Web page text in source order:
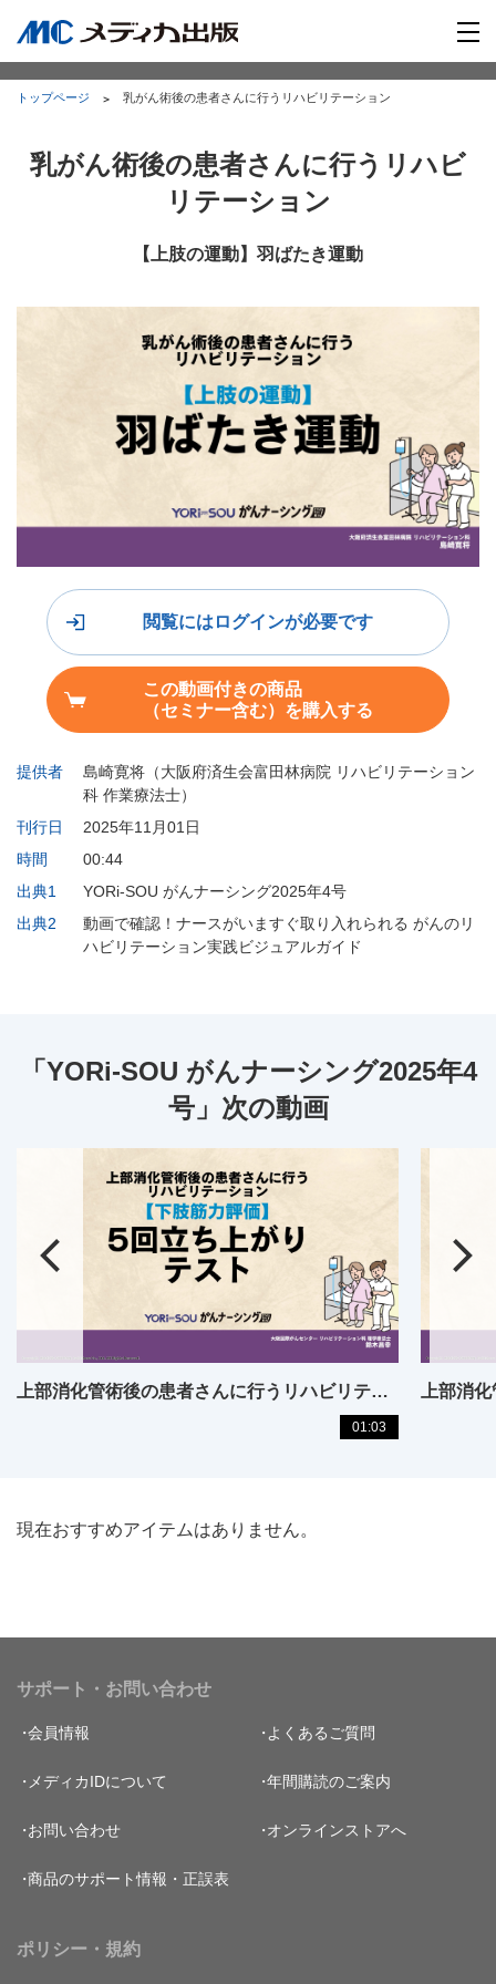
トップページ 乳がん術後の患者さんに行うリハビリテーション
乳がん術後の患者さんに行うリハビ
リテーション
【上肢の運動】羽ばたき運動
提供者
島崎寛将（大阪府済生会富田林病院 リハビリテーション
科 作業療法士）
刊行日
2025年11月01日
時間
00:44
出典1
YORi-SOU がんナーシング2025年4号
出典2
動画で確認！ナースがいますぐ取り入れられる がんのリ
ハビリテーション実践ビジュアルガイド
閲覧にはログインが必要です
この動画付きの商品
（セミナー含む）を購入する
「YORi-SOU がんナーシング2025年4
号」次の動画
上部消化管術後の患者さんに行うリハビリテーション
01:03
現在おすすめアイテムはありません。
サポート・お問い合わせ
会員情報 よくあるご質問
メディカIDについて 年間購読のご案内
お問い合わせ オンラインストアへ
商品のサポート情報・正誤表
ポリシー・規約